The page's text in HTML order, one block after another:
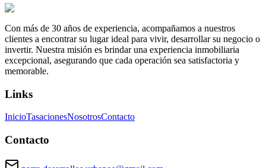
Con más de 30 años de experiencia, acompañamos a nuestros
clientes a encontrar su lugar ideal para vivir, desarrollar su negocio o
invertir. Nuestra misión es brindar una experiencia inmobiliaria
excepcional, asegurando que cada operación sea satisfactoria y
memorable.
Links
InicioTasacionesNosotrosContacto
Contacto